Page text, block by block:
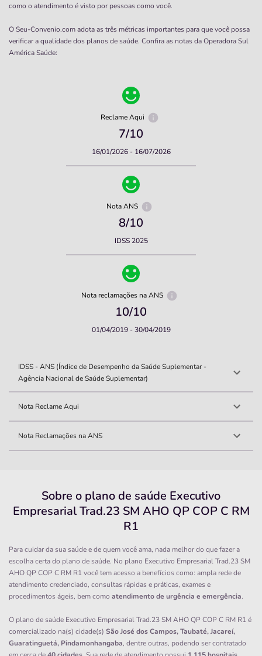
como o atendimento é visto por pessoas como você.
O Seu-Convenio.com adota as três métricas importantes para que você possa
verificar a qualidade dos planos de saúde. Confira as notas da OperadoraSul
América Saúde:
Reclame Aqui
7/10
16/01/2026 - 16/07/2026
Nota ANS
8/10
IDSS 2025
Nota reclamações na ANS
10/10
01/04/2019 - 30/04/2019
IDSS - ANS (Índice de Desempenho da Saúde Suplementar -
Agência Nacional de Saúde Suplementar)
Nota Reclame Aqui
Nota Reclamações na ANS
Sobre o plano de saúde Executivo
Empresarial Trad.23 SM AHO QP COP C RM
R1
Para cuidar da sua saúde e de quem você ama, nada melhor do que fazer a
escolha certa do plano de saúde. No plano Executivo Empresarial Trad.23 SM
AHO QP COP C RM R1 você tem acesso a benefícios como: ampla rede de
atendimento credenciado, consultas rápidas e práticas, exames e
procedimentos ágeis, bem como atendimento de urgência e emergência.
O plano de saúde Executivo Empresarial Trad.23 SM AHO QP COP C RM R1 é
comercializado na(s) cidade(s) São José dos Campos, Taubaté, Jacareí,
Guaratinguetá, Pindamonhangaba, dentre outras, podendo ser contratado